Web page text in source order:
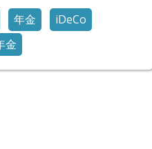
年金
iDeCo
金